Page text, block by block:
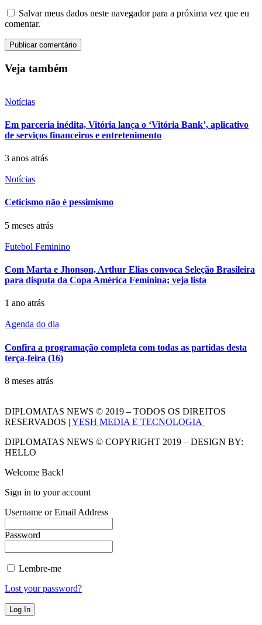
Salvar meus dados neste navegador para a próxima vez que eu
comentar.
Veja também
Notícias
Em parceria inédita, Vitória lança o ‘Vitória Bank’, aplicativo
de serviços financeiros e entretenimento
3 anos atrás
Notícias
Ceticismo não é pessimismo
5 meses atrás
Futebol Feminino
Com Marta e Jhonson, Arthur Elias convoca Seleção Brasileira
para disputa da Copa América Feminina; veja lista
1 ano atrás
Agenda do dia
Confira a programação completa com todas as partidas desta
terça-feira (16)
8 meses atrás
DIPLOMATAS NEWS © 2019 – TODOS OS DIREITOS
RESERVADOS | YESH MEDIA E TECNOLOGIA
DIPLOMATAS NEWS © COPYRIGHT 2019 – DESIGN BY:
HELLO
Welcome Back!
Sign in to your account
Username or Email Address
Password
Lembre-me
Lost your password?